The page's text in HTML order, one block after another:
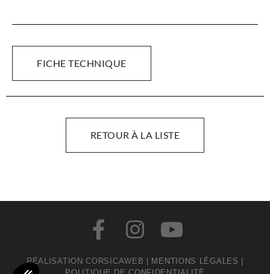
FICHE TECHNIQUE
RETOUR À LA LISTE
RÉALISATION CORSICAWEB | MENTIONS LÉGALES